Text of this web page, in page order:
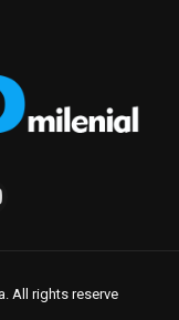
All rights reserve